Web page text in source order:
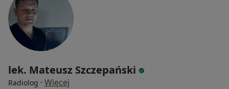
lek. Mateusz Szczepański
Radiolog · Więcej